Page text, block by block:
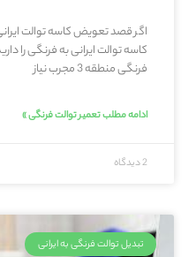
اگر قصد تعویض کاسه توالت
کاسه توالت ایرانی به فرنگی را
فرنگی منطقه 3 مجرب نیاز
ادامه مطلب تعمیر توالت فرنگی »
2 دیدگاه
تبدیل توالت فرنگی به ایرانی